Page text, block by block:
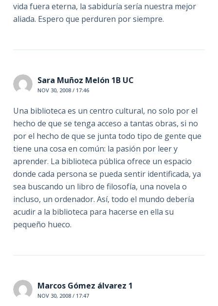
vida fuera eterna, la sabiduría sería nuestra mejor
aliada. Espero que perduren por siempre.
Sara Muñoz Melón 1B UC
NOV 30, 2008 / 17:46
Una biblioteca es un centro cultural, no solo por el
hecho de que se tenga acceso a tantas obras, si no
por el hecho de que se junta todo tipo de gente que
tiene una cosa en común: la pasión por leer y
aprender. La biblioteca pública ofrece un espacio
donde cada persona se pueda sentir identificada, ya
sea buscando un libro de filosofía, una novela o
incluso, un ordenador. Así, todo el mundo debería
acudir a la biblioteca para hacerse en ella su
pequeño hueco.
Marcos Gómez álvarez 1
NOV 30, 2008 / 17:47